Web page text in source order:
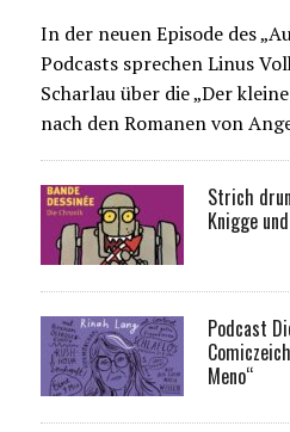
In der neuen Episode des
Podcasts sprechen Linus
Scharlau über die „Der
nach den Romanen von
Strich
Knigge
Podcast
Meno“